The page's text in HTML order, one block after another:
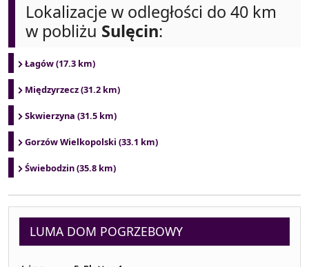
Lokalizacje w odległości do 40 km
w pobliżu Sulęcin:
Łagów (17.3 km)
Międzyrzecz (31.2 km)
Skwierzyna (31.5 km)
Gorzów Wielkopolski (33.1 km)
Świebodzin (35.8 km)
LUMA DOM POGRZEBOWY